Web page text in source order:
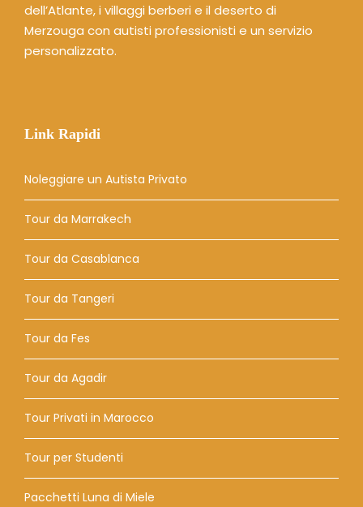
dell’Atlante, i villaggi berberi e il deserto di
Merzouga con autisti professionisti e un servizio
personalizzato.
Link Rapidi
Noleggiare un Autista Privato
Tour da Marrakech
Tour da Casablanca
Tour da Tangeri
Tour da Fes
Tour da Agadir
Tour Privati ​​in Marocco
Tour per Studenti
Pacchetti Luna di Miele